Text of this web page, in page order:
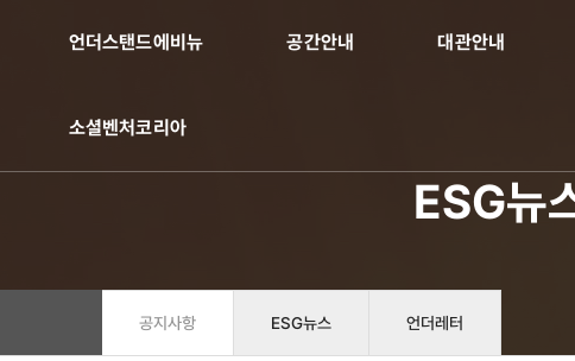
언더스탠드에비뉴 공간안내 대관안내
소셜벤처코리아
ESG뉴
공지사항 ESG뉴스 언더레터